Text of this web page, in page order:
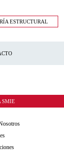
ESTRUCTURAL
SMIE